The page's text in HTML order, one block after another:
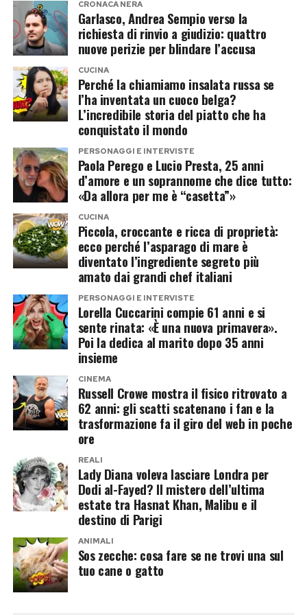
Come si toglie davvero una zecca?
La rimozione deve essere esclusivamente
meccanica e tempestiva. Gli studi veterinari
confermano che una zecca impiega solitamente
dalle 24 o 48 ore dal morso prima di poter
trasmettere eventuali infezioni. Agire subito fa
la differenza.
Ecco i passaggi corretti approvati dai
professionisti:
Usa lo strumento giusto: Procurati una pinzetta
specifica per zecche (a forma di gancio o di “piede
di porco”), facilmente reperibile in farmacia o nei
negozi di animali. In alternativa, vanno bene delle
normali pinzette a punta sottile.
Afferra alla base:Posiziona la pinzetta il più vicino
possibile alla pelle dell’animale, afferrando la zecca
per la “testa” (il rostro) e non per il corpo gonfio,
Il movimento corretto:Tira verso l’alto con una
frazione costante e decisa. Se usi i ganci appositi,
effettua un leggero movimento di rotazione (come
per svitare). Non strattonare.
Disinfetta alla fine:
zecca puoi disinfettare la cute del cane o del
gatto con un prodotto analcolico.
E se la testa resta dentro?
Può capitare che il rostro della zecca si spezzi e
rimanga sottopelle, apparendo come un puntino
nero. Niente panico: non è la testa a camminare
CRONACA NERA
Garlasco, Andrea Sempio verso la
richiesta di rinvio a giudizio: quattro
nuove perizie per blindare l’accusa
CUCINA
Perché la chiamiamo insalata russa se
l’ha inventata un cuoco belga?
L’incredibile storia del piatto che ha
conquistato il mondo
PERSONAGGI E INTERVISTE
Paola Perego e Lucio Presta, 25 anni
d’amore e un soprannome che dice tutto:
«Da allora per me è “casetta”»
CUCINA
Piccola, croccante e ricca di proprietà:
ecco perché l’asparago di mare è
diventato l’ingrediente segreto più
amato dai grandi chef italiani
PERSONAGGI E INTERVISTE
Lorella Cuccarini compie 61 anni e si
sente rinata: «È una nuova primavera».
Poi la dedica al marito dopo 35 anni
insieme
CINEMA
Russell Crowe mostra il fisico ritrovato a
62 anni: gli scatti scatenano i fan e la
trasformazione fa il giro del web in poche
ore
REALI
Lady Diana voleva lasciare Londra per
Dodi al-Fayed? Il mistero dell’ultima
estate tra Hasnat Khan, Malibu e il
destino di Parigi
ANIMALI
Sos zecche: cosa fare se ne trovi una sul
tuo cane o gatto